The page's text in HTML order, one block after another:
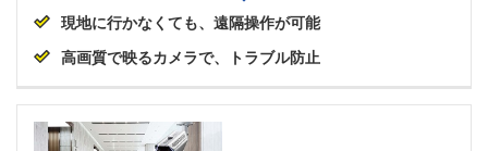
現地に行かなくても、遠隔操作が可能
高画質で映るカメラで、トラブル防止